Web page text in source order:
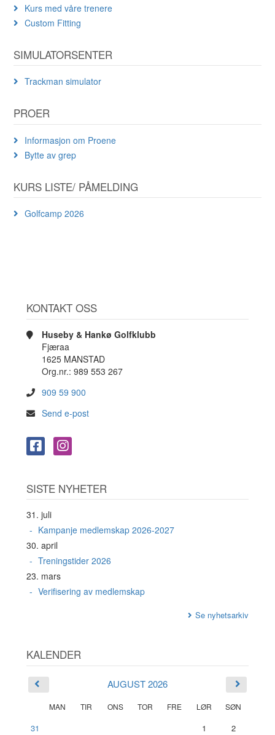
Kurs med våre trenere
Custom Fitting
SIMULATORSENTER
Trackman simulator
PROER
Informasjon om Proene
Bytte av grep
KURS LISTE/ PÅMELDING
Golfcamp 2026
KONTAKT OSS
Huseby & Hankø Golfklubb
Fjæraa
1625 MANSTAD
Org.nr.: 989 553 267
909 59 900
Send e-post
SISTE NYHETER
31. juli
Kampanje medlemskap 2026-2027
30. april
Treningstider 2026
23. mars
Verifisering av medlemskap
Se nyhetsarkiv
KALENDER
AUGUST 2026
MAN TIR ONS TOR FRE LØR SØN
31 1 2